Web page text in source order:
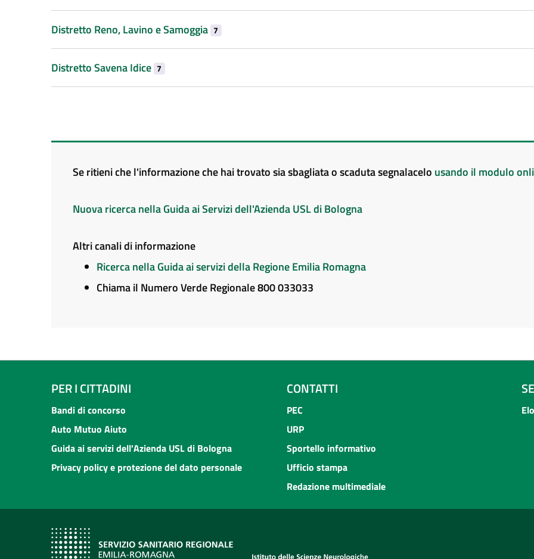
Distretto Reno, Lavino e Samoggia 7
Distretto Savena Idice 7
Se ritieni che l'informazione che hai trovato sia sbagliata o scaduta segnalacelo usando il modulo
Nuova ricerca nella Guida ai Servizi dell'Azienda USL di Bologna
Altri canali di informazione
Ricerca nella Guida ai servizi della Regione Emilia Romagna
Chiama il Numero Verde Regionale 800 033033
PER I CITTADINI
Bandi di concorso
Auto Mutuo Aiuto
Guida ai servizi dell'Azienda USL di Bologna
Privacy policy e protezione del dato personale
CONTATTI
PEC
URP
Sportello informativo
Ufficio stampa
Redazione multimediale